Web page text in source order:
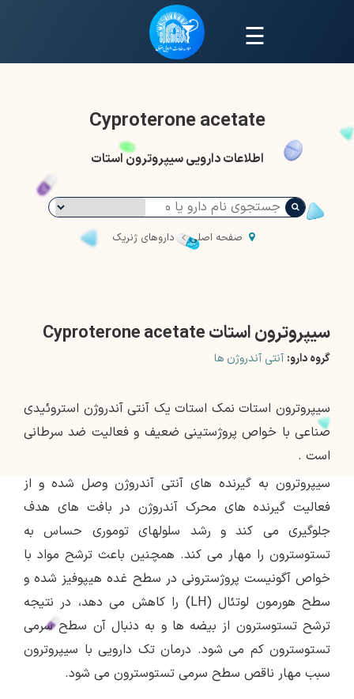
☰
Cyproterone acetate
اطلاعات دارویی سیپروترون استات
صفحه اصلی داروهای ژنریک
سیپروترون استات Cyproterone acetate
گروه دارو: آنتی آندروژن ها
سیپروترون استات نمک استات یک آنتی آندروژن استروئیدی
صناعی با خواص پروژستینی ضعیف و فعالیت ضد سرطانی
است .
سیپروترون به گیرنده های آنتی آندروژن وصل شده و از
فعالیت گیرنده های محرک آندروژن در بافت های هدف
جلوگیری می کند و رشد سلولهای توموری حساس به
تستوسترون را مهار می کند. همچنین باعث ترشح مواد با
خواص آگونیست پروژسترونی در سطح غده هیپوفیز شده و
سطح هورمون لوتئال (LH) را کاهش می دهد، در نتیجه
ترشح تستوسترون از بیضه ها و به دنبال آن سطح سرمی
تستوسترون کم می شود. درمان تک دارویی با سیپروترون
سبب مهار ناقص سطح سرمی تستوسترون می شود.